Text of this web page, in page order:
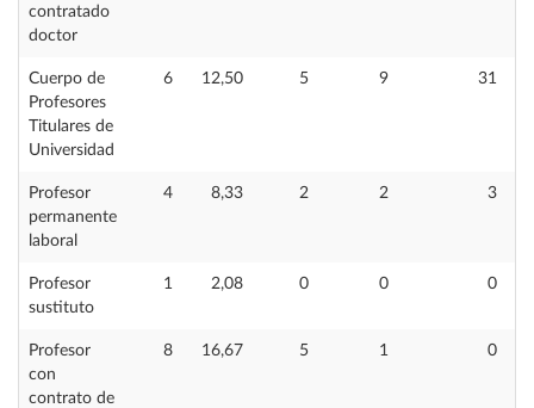
contratado
doctor
Cuerpo de
Profesores
Titulares de
Universidad
6 12,50 5 9 31
Profesor
permanente
laboral
4 8,33 2 2 3
Profesor
sustituto
1 2,08 0 0 0
Profesor
con
contrato de
8 16,67 5 1 0